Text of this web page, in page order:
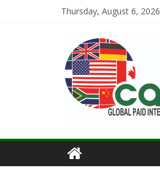
Thursday, August 6, 2026